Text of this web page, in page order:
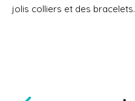
jolis colliers et des bracelets.